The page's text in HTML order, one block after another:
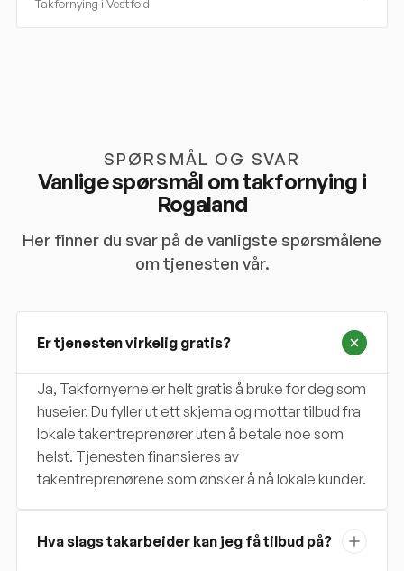
Takfornying i Vestfold
SPØRSMÅL OG SVAR
Vanlige spørsmål om takfornying i
Rogaland
Her finner du svar på de vanligste spørsmålene
om tjenesten vår.
Er tjenesten virkelig gratis?
Ja, Takfornyerne er helt gratis å bruke for deg som
huseier. Du fyller ut ett skjema og mottar tilbud fra
lokale takentreprenører uten å betale noe som
helst. Tjenesten finansieres av
takentreprenørene som ønsker å nå lokale kunder.
Hva slags takarbeider kan jeg få tilbud på?